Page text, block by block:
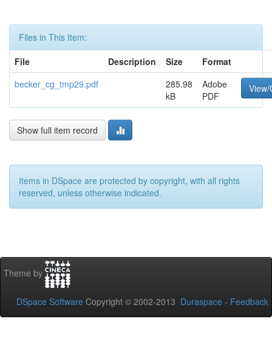
Files in This Item:
File
Description Size
Format
becker_cg_tmp29.pdf
285.98
kB
Adobe
PDF
Show full item record
Items in DSpace are protected by copyright, with all rights
reserved, unless otherwise indicated.
Theme by
DSpace Software Copyright © 2002-2013 Duraspace - Feedback